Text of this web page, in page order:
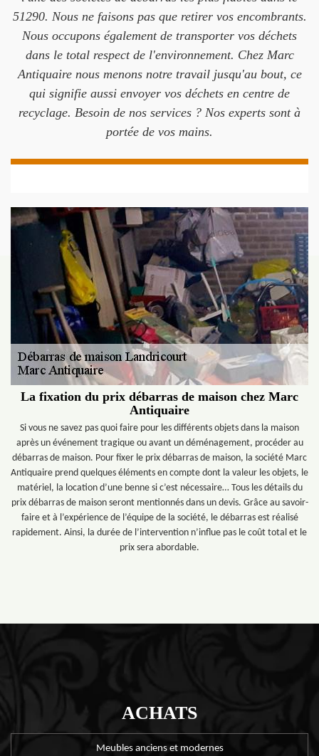
51290. Nous ne faisons pas que retirer vos encombrants.
Nous occupons également de transporter vos déchets
dans le total respect de l'environnement. Chez Marc
Antiquaire nous menons notre travail jusqu'au bout, ce
qui signifie aussi envoyer vos déchets en centre de
recyclage. Besoin de nos services ? Nos experts sont à
portée de vos mains.
La fixation du prix débarras de maison chez Marc
Antiquaire
Si vous ne savez pas quoi faire pour les différents objets dans la maison
après un événement tragique ou avant un déménagement, procéder au
débarras de maison. Pour fixer le prix débarras de maison, la société Marc
Antiquaire prend quelques éléments en compte dont la valeur les objets, le
matériel, la location d’une benne si c’est nécessaire… Tous les détails du
prix débarras de maison seront mentionnés dans un devis. Grâce au savoir-
faire et à l’expérience de l’équipe de la société, le débarras est réalisé
rapidement. Ainsi, la durée de l’intervention n’influe pas le coût total et le
prix sera abordable.
ACHATS
Meubles anciens et modernes